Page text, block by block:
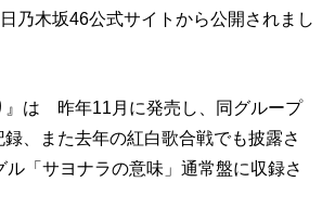
乃木坂46公式サイトから公開されまし
』は 昨年11月に発売し、同グループ
、また去年の紅白歌合戦でも披露さ
ル「サヨナラの意味」通常盤に収録さ